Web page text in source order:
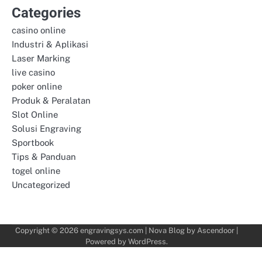
Categories
casino online
Industri & Aplikasi
Laser Marking
live casino
poker online
Produk & Peralatan
Slot Online
Solusi Engraving
Sportbook
Tips & Panduan
togel online
Uncategorized
Copyright © 2026 engravingsys.com| Nova Blog by Ascendoor|
Powered by WordPress.